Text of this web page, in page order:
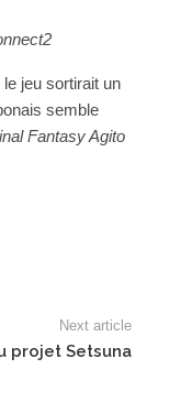
jeu sortirait un
semble
Fantasy Agito
Next article
projet Setsuna